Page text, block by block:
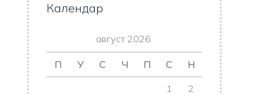
Календар
август 2026.
П У С Ч П С Н
1
2